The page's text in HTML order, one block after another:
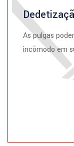
As pulgas
incômodo em